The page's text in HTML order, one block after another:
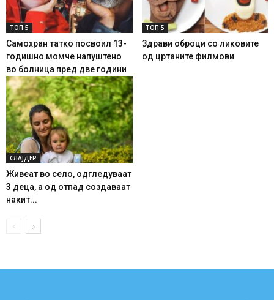
ТОП 5
Самохран татко посвоил 13-
годишно момче напуштено
во болница пред две години
ТОП 5
Здрави оброци со ликовите
од цртаните филмови
СЛАЈДЕР
Живеат во село, одгледуваат
3 деца, а од отпад создаваат
накит...